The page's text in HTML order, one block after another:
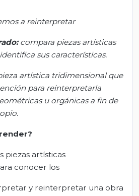
a reinterpretar
compara piezas artísticas
sus características.
artística tridimensional que
para reinterpretarla
u orgánicas a fin de
piezas artísticas
conocer los
y reinterpretar una obra